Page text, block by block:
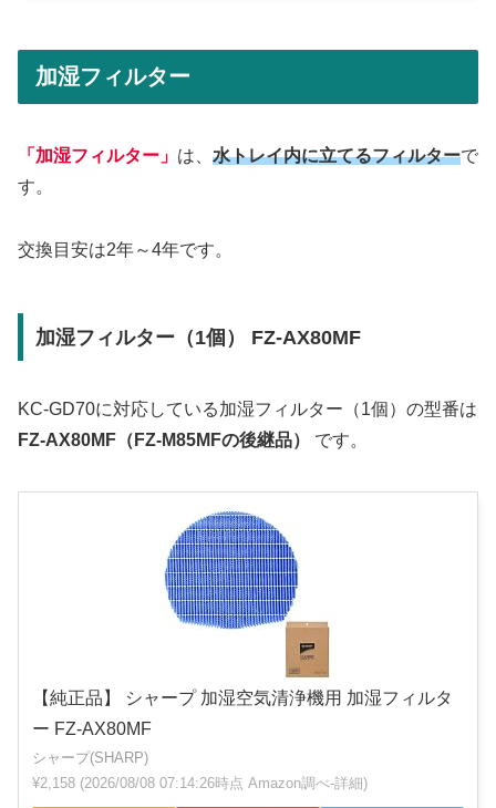
加湿フィルター
「加湿フィルター」 は、 水トレイ内に立てるフィルターで
す。
交換目安は2年～4年です。
加湿フィルター（1個） FZ-AX80MF
KC-GD70に対応している加湿フィルター（1個）の型番は
FZ-AX80MF（FZ-M85MFの後継品）
です。
【純正品】 シャープ 加湿空気清浄機用 加湿フィルタ
ー FZ-AX80MF
シャープ(SHARP)
¥2,158 (2026/08/08 07:14:26時点 Amazon調べ-詳細)